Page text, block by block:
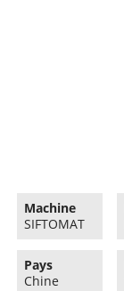
Machine
SIFTOMAT
Pays
Chine